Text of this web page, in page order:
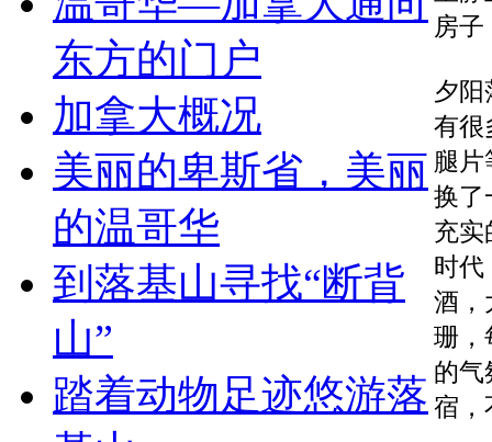
东方的门户
加拿大概况
美丽的卑斯省，美丽
的温哥华
到落基山寻找“断背
山”
踏着动物足迹悠游落
房
夕
有很
腿
换了
充实
时代
酒，
珊，
的气
宿，